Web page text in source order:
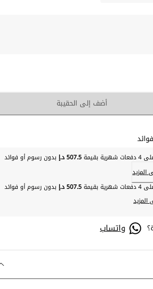
أضف إلى الحقيبة
بقيمة 507.5 د.إ
بدون رسوم أو فوائد
المزيد
بقيمة
507.5 د.إ
بدون رسوم أو فوائد
واتساب